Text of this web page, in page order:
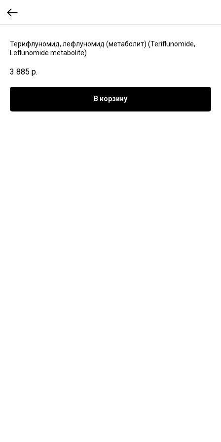
Терифлуномид, лефлуномид (метаболит) (Teriflunomide,
Leflunomide metabolite)
3 885 р.
В корзину